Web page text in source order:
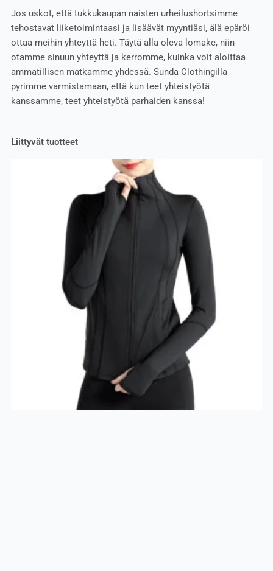
Jos uskot, että tukkukaupan naisten urheilushortsimme
tehostavat liiketoimintaasi ja lisäävät myyntiäsi, älä epäröi
ottaa meihin yhteyttä heti. Täytä alla oleva lomake, niin
otamme sinuun yhteyttä ja kerromme, kuinka voit aloittaa
ammatillisen matkamme yhdessä. Sunda Clothingilla
pyrimme varmistamaan, että kun teet yhteistyötä
kanssamme, teet yhteistyötä parhaiden kanssa!
Liittyvät tuotteet